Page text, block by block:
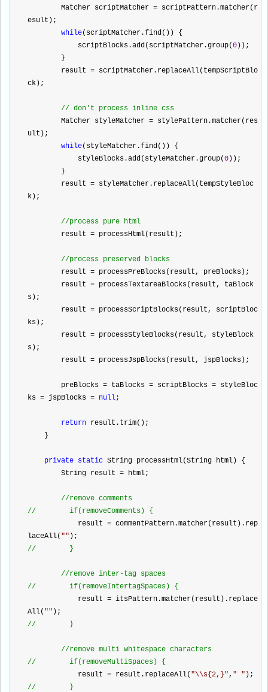
        Matcher scriptMatcher
= scriptPattern.matcher(r
esult);
while(scriptMatcher.find()) {
            scriptBlocks.add(scriptMatcher.group(
0 ));
        }
        result
= scriptMatcher.replaceAll(tempScriptBlo
ck);
// don't process inline css
        Matcher styleMatcher
= stylePattern.matcher(res
ult);
while(styleMatcher.find()) {
            styleBlocks.add(styleMatcher.group(
0 ));
        }
        result
= styleMatcher.replaceAll(tempStyleBloc
k);
//process pure html
        result
= processHtml(result);
//process preserved blocks
        result
= processPreBlocks(result, preBlocks);
        result
= processTextareaBlocks(result, taBlock
s);
        result
= processScriptBlocks(result, scriptBloc
ks);
        result
= processStyleBlocks(result, styleBlock
s);
        result
= processJspBlocks(result, jspBlocks);
        preBlocks
= taBlocks = scriptBlocks = styleBloc
ks = jspBlocks = null;
return result.trim();
    }
private static String processHtml(String html) {
        String result
= html;
//remove comments
//
        if(removeComments) {
            result
= commentPattern.matcher(result).rep
laceAll( "" );
//
        }
//remove inter-tag spaces
//
        if(removeIntertagSpaces) {
            result
= itsPattern.matcher(result).replace
All( "" );
//
        }
//remove multi whitespace characters
//
        if(removeMultiSpaces) {
            result
= result.replaceAll( "\\s{2,}", " " );
//
        }